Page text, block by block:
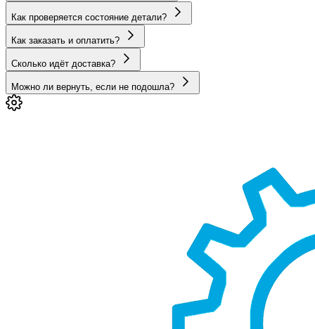
Как проверяется состояние детали?
Как заказать и оплатить?
Сколько идёт доставка?
Можно ли вернуть, если не подошла?